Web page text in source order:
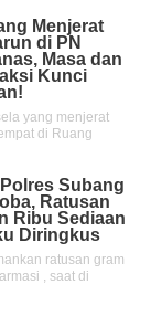
Menjerat
di PN
Masa dan
Kunci
yang menjerat
di Ruang
Subang
Ratusan
Ribu Sediaan
Diringkus
ratusan gram
, saat di